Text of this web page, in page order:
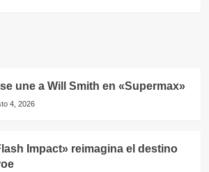
une a Will Smith en «Supermax»
4, 2026
Impact» reimagina el destino